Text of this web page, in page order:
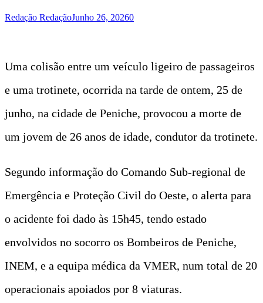
Redação RedaçãoJunho 26, 20260
Uma colisão entre um veículo ligeiro de passageiros
e uma trotinete, ocorrida na tarde de ontem, 25 de
junho, na cidade de Peniche, provocou a morte de
um jovem de 26 anos de idade, condutor da trotinete.
Segundo informação do Comando Sub-regional de
Emergência e Proteção Civil do Oeste, o alerta para
o acidente foi dado às 15h45, tendo estado
envolvidos no socorro os Bombeiros de Peniche,
INEM, e a equipa médica da VMER, num total de 20
operacionais apoiados por 8 viaturas.